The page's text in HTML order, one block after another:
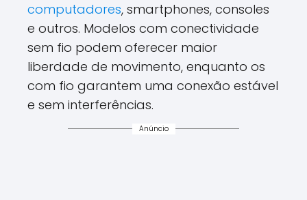
computadores, smartphones, consoles
e outros. Modelos com conectividade
sem fio podem oferecer maior
liberdade de movimento, enquanto os
com fio garantem uma conexão estável
e sem interferências.
Anúncio